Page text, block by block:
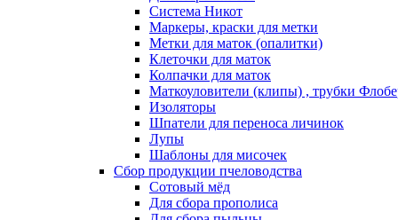
Система Никот
Маркеры, краски для метки
Метки для маток (опалитки)
Клеточки для маток
Колпачки для маток
Маткоуловители (клипы) , трубки
Изоляторы
Шпатели для переноса личинок
Лупы
Шаблоны для мисочек
Сбор продукции пчеловодства
Сотовый мёд
Для сбора прополиса